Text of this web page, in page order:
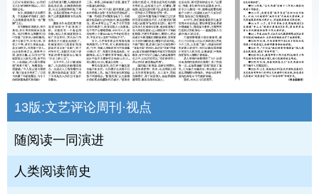
13版:文艺评论周刊·视点
随阅读一同演进
人类阅读简史